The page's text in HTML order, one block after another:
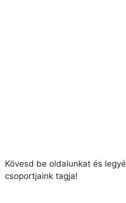
Kövesd be oldalunkat és
csoportjaink tagja!